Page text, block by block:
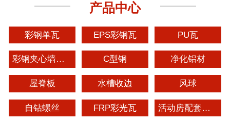
产品中心
彩钢单瓦 EPS彩钢瓦 PU瓦
彩钢夹心墙板屋面板 C型钢 净化铝材
屋脊板 水槽收边 风球
自钻螺丝 FRP彩光瓦 活动房配套材料